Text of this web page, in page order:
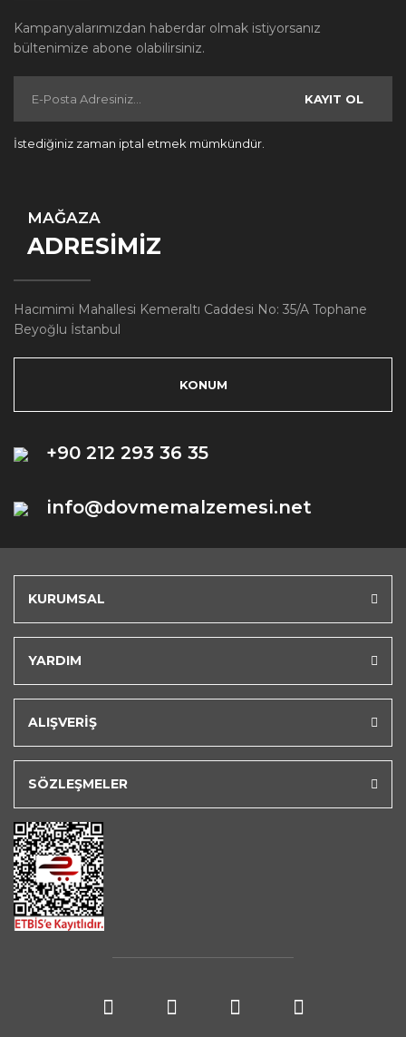
Kampanyalarımızdan haberdar olmak istiyorsanız
bültenimize abone olabilirsiniz.
KAYIT OL
İstediğiniz zaman iptal etmek mümkündür.
MAĞAZA
ADRESİMİZ
Hacımimi Mahallesi Kemeraltı Caddesi No: 35/A Tophane
Beyoğlu İstanbul
KONUM
+90 212 293 36 35
info@dovmemalzemesi.net
KURUMSAL
YARDIM
ALIŞVERİŞ
SÖZLEŞMELER